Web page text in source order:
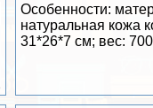
Особенности:
натуральная кожа
31*26*7 см; вес: 700